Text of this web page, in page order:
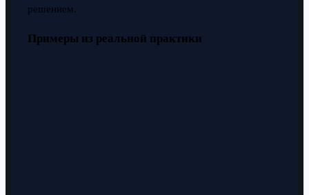
решением.
Примеры из реальной практики